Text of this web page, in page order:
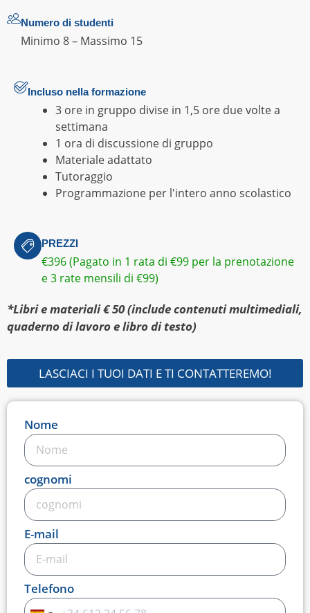
Numero di studenti
Minimo 8 – Massimo 15
Incluso nella formazione
3 ore in gruppo divise in 1,5 ore due volte a
settimana
1 ora di discussione di gruppo
Materiale adattato
Tutoraggio
Programmazione per l'intero anno scolastico
PREZZI
€396 (Pagato in 1 rata di €99 per la prenotazione
e 3 rate mensili di €99)
*Libri e materiali € 50 (include contenuti multimediali,
quaderno di lavoro e libro di testo)
LASCIACI I TUOI DATI E TI CONTATTEREMO!
Nome
cognomi
E-mail
Telefono